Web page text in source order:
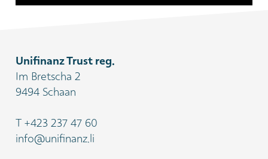
Unifinanz Trust reg.
Im Bretscha 2
9494 Schaan
T+423 237 47 60
info@unifinanz.li